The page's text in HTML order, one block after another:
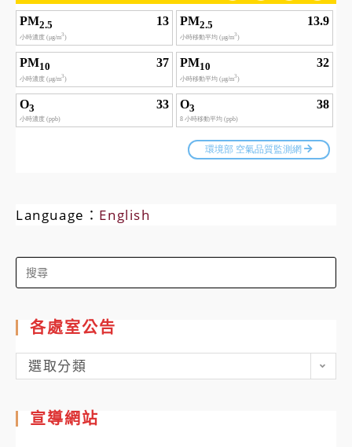
Language： English
Search
for:
各處室公告
各
處
公
選取分類
宣導網站